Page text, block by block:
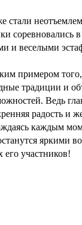
стали
соревновались
и веселыми
примером
традиции и
Ведь
радость и
каждым
яркими
его участников!